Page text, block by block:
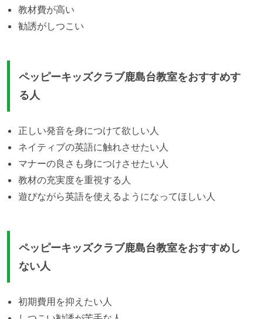
教材費が高い
勧誘がしつこい
ペッピーキッズクラブ鹿島台教室をおすすめす
る人
正しい発音を身につけて欲しい人
ネイティブの英語に触れさせたい人
マナーの良さも身につけさせたい人
教材の充実度を重視する人
遊びながら英語を使えるようになってほしい人
ペッピーキッズクラブ鹿島台教室をおすすめし
ない人
初期費用を抑えたい人